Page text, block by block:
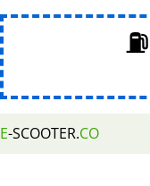
E-SCOOTER.CO